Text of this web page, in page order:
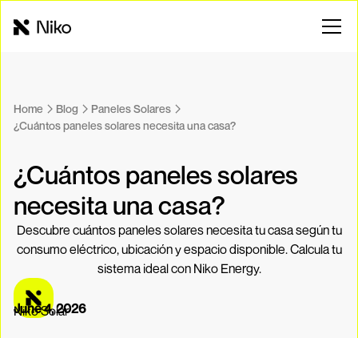
Home Blog
Paneles Solares
¿Cuántos paneles solares necesita una casa?
¿Cuántos paneles solares
necesita una casa?
Descubre cuántos paneles solares necesita tu casa según tu
consumo eléctrico, ubicación y espacio disponible. Calcula tu
sistema ideal con Niko Energy.
Niko Solar
June 4, 2026